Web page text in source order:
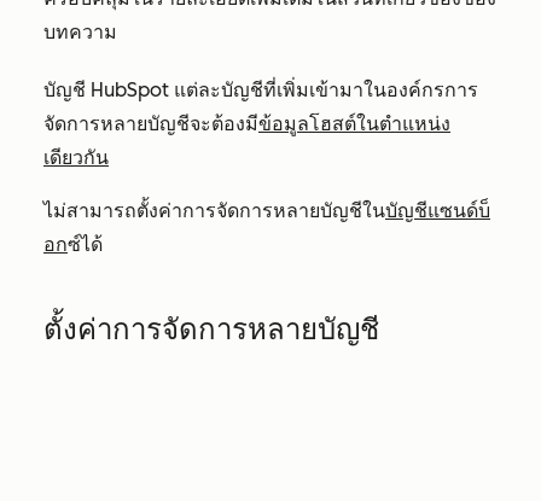
บทความ
บัญชี HubSpot แต่ละบัญชีที่เพิ่มเข้ามาในองค์กรการ
จัดการหลายบัญชีจะต้องมีข้อมูลโฮสต์ในตำแหน่ง
เดียวกัน
ไม่สามารถตั้งค่าการจัดการหลายบัญชีในบัญชีแซนด์บ็
อกซ์ได้
ตั้งค่าการจัดการหลายบัญชี